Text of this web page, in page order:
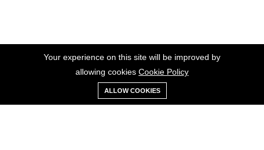
©2023 Hoa Nelly . All Rights Reserved.
0
Xe
đẩy
Danh sách
yêu thích
Your experience on this site will be improved by
allowing cookies Cookie Policy
ALLOW COOKIES